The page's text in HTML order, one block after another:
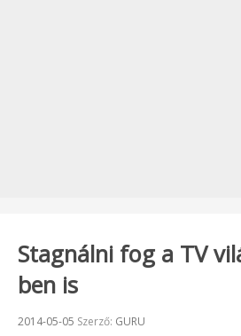
Stagnálni fog a TV
ben is
Beküldve:
2014-05-05 Szerző: GURU